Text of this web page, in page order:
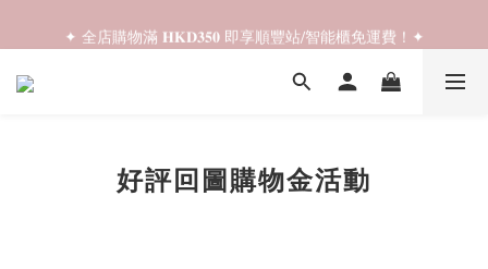
✦ 全店購物滿 𝐇𝐊𝐃𝟑𝟓𝟎 即享順豐站/智能櫃免運費！✦
✦ 𝐁𝐚𝐜𝐤 𝐓𝐨 𝐒𝐜𝐡𝐨𝐨𝐥 𝐒𝐚𝐥𝐞📚 全店兩件𝟗折！✦
好評回圖購物金活動